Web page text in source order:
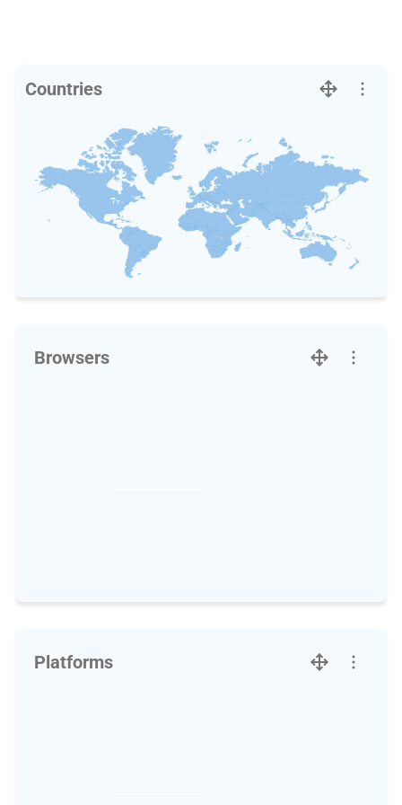
Countries
Browsers
Platforms